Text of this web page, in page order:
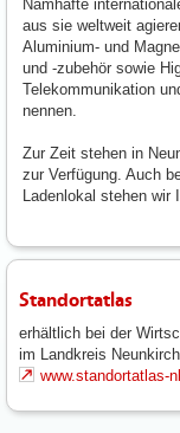
Namhafte
aus sie weltweit
Aluminium- und
und -zubehör sowie
Telekommunikation
nennen.
Zur Zeit stehen in
zur Verfügung. Auch
Ladenlokal stehen wir
Standortatlas
erhältlich bei der
im Landkreis
www.standortatlas-